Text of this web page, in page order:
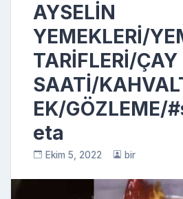
AYSELİN
YEMEKLERİ/
TARİFLERİ/ÇAY
SAATİ/
EK/GÖZLEME/
eta
Ekim 5, 2022 bir